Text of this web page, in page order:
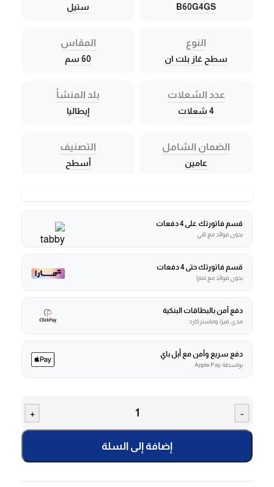
B60G4GS ستيل
النوع
سطح غاز بلت ان
المقاس
60 سم
عدد الشعلات
4 شعلات
بلد المنشأ
إيطاليا
الضمان الشامل
عامين
التصنيف
أسطح
قسم فاتورتك على 4 دفعات
بدون فوائد مع تابي
قسم فاتورتك حتى 4 دفعات
بدون فوائد مع تمارا
دفع آمن بالبطاقات البنكية
مدى، فيزا، وماستركارد
دفع سريع وآمن مع أبل باي
بواسطة Apple Pay
-
+
إضافة إلى السلة